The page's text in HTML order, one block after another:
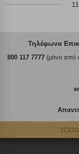
Τηλέφωνα
800 117 7777(μόνο από